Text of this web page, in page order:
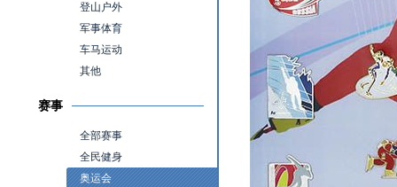
登山户外
军事体育
车马运动
其他
赛事
全部赛事
全民健身
奥运会